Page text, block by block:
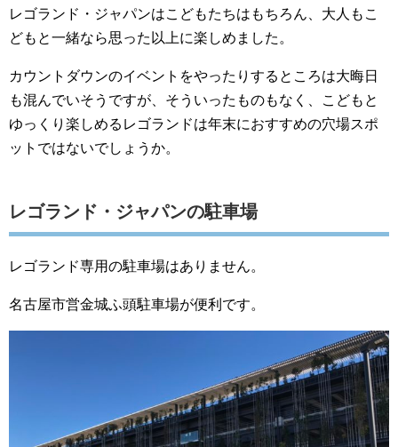
レゴランド・ジャパンはこどもたちはもちろん、大人もこ
どもと一緒なら思った以上に楽しめました。
カウントダウンのイベントをやったりするところは大晦日
も混んでいそうですが、そういったものもなく、こどもと
ゆっくり楽しめるレゴランドは年末におすすめの穴場スポ
ットではないでしょうか。
レゴランド・ジャパンの駐車場
レゴランド専用の駐車場はありません。
名古屋市営金城ふ頭駐車場が便利です。